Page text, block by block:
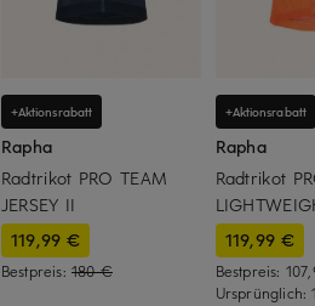
+Aktionsrabatt
Rapha
Radtrikot PRO TEAM
JERSEY II
119,99 €
Bestpreis: 180 €
+Aktionsrabatt
Rapha
Radtrikot
119,99 €
Bestpreis:
Ursprünglich: